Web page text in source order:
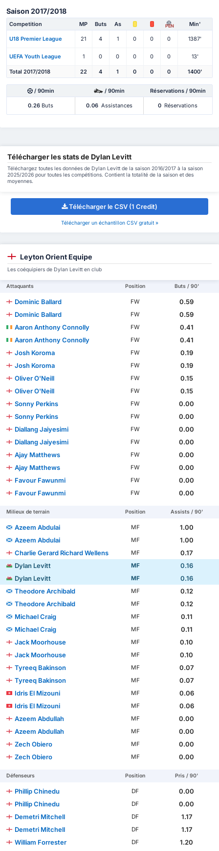
Saison 2017/2018
Competition MP Buts As PEN Min'
U18 Premier League 21 4 1 0 0 0 1387'
UEFA Youth League 1 0 0 0 0 0 13'
Total 2017/2018 22 4 1 0 0 0 1400'
/ 90min / 90min Réservations / 90min
0.26 Buts 0.06 Assistances 0 Réservations
Télécharger les stats de Dylan Levitt
Téléchargez toutes les données de Dylan Levitt de la saison 2016/2017 à la saison
2025/2026 pour toutes les compétitions. Contient la totalité de la saison et des
moyennes.
Télécharger le CSV (1 Credit)
Télécharger un échantillon CSV gratuit »
Leyton Orient Equipe
Les coéquipiers de Dylan Levitt en club
Attaquants Position Buts / 90'
Dominic Ballard FW
0.59
Dominic Ballard
FW
0.59
Aaron Anthony Connolly
FW
0.41
Aaron Anthony Connolly
FW
0.41
Josh Koroma
FW
0.19
Josh Koroma
FW
0.19
Oliver O'Neill
FW
0.15
Oliver O'Neill
FW
0.15
Sonny Perkins
FW
0.00
Sonny Perkins
FW
0.00
Diallang Jaiyesimi
FW
0.00
Diallang Jaiyesimi
FW
0.00
Ajay Matthews
FW
0.00
Ajay Matthews
FW
0.00
Favour Fawunmi
FW
0.00
Favour Fawunmi
FW 0.00
Milieux de terrain Position Assists / 90'
Azeem Abdulai MF
1.00
Azeem Abdulai
MF
1.00
Charlie Gerard Richard Wellens
MF
0.17
Dylan Levitt
MF
0.16
Dylan Levitt
MF
0.16
Theodore Archibald
MF
0.12
Theodore Archibald
MF
0.12
Michael Craig
MF
0.11
Michael Craig
MF
0.11
Jack Moorhouse
MF
0.10
Jack Moorhouse
MF
0.10
Tyreeq Bakinson
MF
0.07
Tyreeq Bakinson
MF
0.07
Idris El Mizouni
MF
0.06
Idris El Mizouni
MF
0.06
Azeem Abdullah
MF
0.00
Azeem Abdullah
MF
0.00
Zech Obiero
MF
0.00
Zech Obiero
MF 0.00
Défenseurs Position Pris / 90'
Phillip Chinedu DF
0.00
Phillip Chinedu
DF
0.00
Demetri Mitchell
DF
1.17
Demetri Mitchell
DF
1.17
William Forrester
DF
1.20